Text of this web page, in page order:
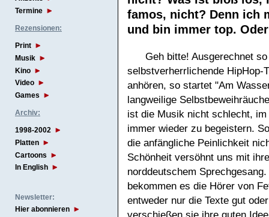
Termine
Rezensionen:
Print
Musik
Kino
Video
Games
Archiv:
1998-2002
Platten
Cartoons
In English
Newsletter:
Hier abonnieren
famos, nicht? Denn ich
und bin immer top.
Geh bitte! Ausgerechnet
selbstverherrlichende HipHop-
anhören, so startet "Am
langweilige
ist die Musik nicht schlecht,
immer wieder zu begeistern.
die anfängliche Peinlichkeit
Schönheit versöhnt uns mit
norddeutschem
bekommen es die Hörer von
entweder nur die Texte gut